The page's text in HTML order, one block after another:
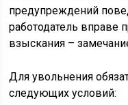
предупреждений
работодатель вправе
взыскания –
Для увольнения
следующих условий: